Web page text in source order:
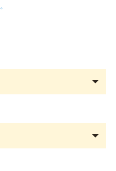
ペン先を上向きにした状態
る場合があります。この場